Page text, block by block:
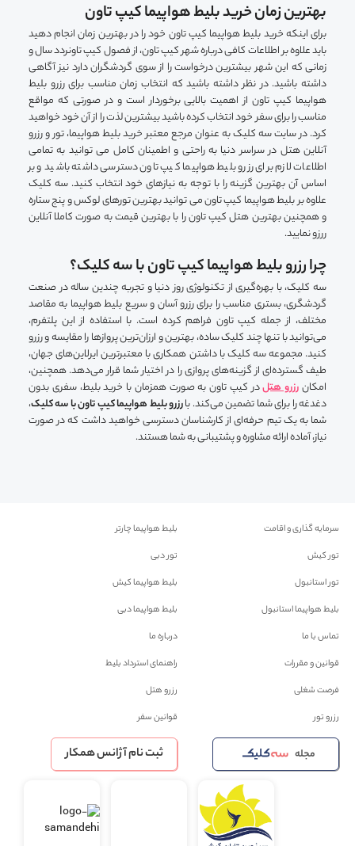
بهترین زمان خرید بلیط هواپیما کیپ تاون
برای اینکه خرید بلیط هواپیما کیپ تاون خود را در بهترین زمان انجام دهید
باید علاوه بر اطلاعات کافی درباره شهر کیپ تاون، از فصول کیپ تاونردد سال و
زمانی که این شهر بیشترین درخواست را از سوی گردشگران دارد نیز آگاهی
داشته باشید. در نظر داشته باشید که انتخاب زمان مناسب برای رزرو بلیط
هواپیما کیپ تاون از اهمیت بالایی برخوردار است و در صورتی که مواقع
مناسب را برای سفر خود انتخاب کرده باشید بیشترین لذت را از آن خود خواهید
کرد. در سایت سه کلیک به عنوان مرجع معتبر خرید بلیط هواپیما، تور و رزرو
آنلاین هتل در سراسر دنیا به راحتی و اطمینان کامل می توانید به تمامی
اطلاعات لازم برای رزرو بلیط هواپیما کیپ تاون دسترسی داشته باشید و بر
اساس آن بهترین گزینه را با توجه به نیازهای خود انتخاب کنید. سه کلیک
علاوه بر بلیط هواپیما کیپ تاون می توانید بهترین تورهای لوکس و پنج ستاره
و همچنین بهترین هتل کیپ تاون را با بهترین قیمت به صورت کاملا آنلاین
ررزو نمایید.
چرا رزرو بلیط هواپیما کیپ تاون با سه کلیک؟
سه کلیک، با بهره‌گیری از تکنولوژی روز دنیا و تجربه چندین ساله در صنعت
گردشگری، بستری مناسب را برای رزرو آسان و سریع بلیط هواپیما به مقاصد
مختلف، از جمله کیپ تاون فراهم کرده است. با استفاده از این پلتفرم،
می‌توانید با تنها چند کلیک ساده، بهترین و ارزان‌ترین پروازها را مقایسه و رزرو
کنید. مجموعه سه کلیک با داشتن همکاری با معتبرترین ایرلاین‌های جهان،
طیف گسترده‌ای از گزینه‌های پروازی را در اختیار شما قرار می‌دهد. همچنین،
امکانرزرو هتلدر کیپ تاون به صورت همزمان با خرید بلیط، سفری بدون
دغدغه را برای شما تضمین می‌کند. بارزرو بلیط هواپیما کیپ تاون با سه کلیک،
شما به یک تیم حرفه‌ای از کارشناسان دسترسی خواهید داشت که در صورت
نیاز، آماده ارائه مشاوره و پشتیبانی به شما هستند.
سرمایه گذاری و اقامت
بلیط هواپیما چارتر
تور کیش
تور دبی
تور استانبول
بلیط هواپیما کیش
بلیط هواپیما استانبول
بلیط هواپیما دبی
تماس با ما
درباره ما
قوانین و مقررات
راهنمای استرداد بلیط
فرصت شغلی
رزرو هتل
رزرو تور
قوانین سفر
مجله ثبت نام آژانس همکار